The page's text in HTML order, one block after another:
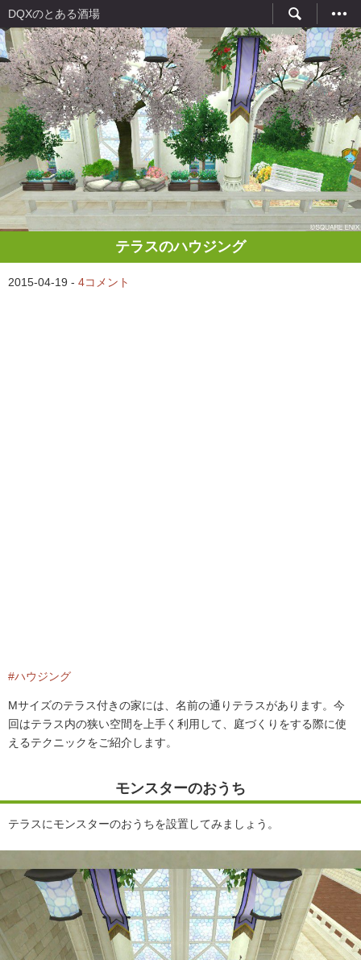
DQXのとある酒場
テラスのハウジング
2015-04-19 - 4コメント
#ハウジング
Mサイズのテラス付きの家には、名前の通りテラスがあります。今
回はテラス内の狭い空間を上手く利用して、庭づくりをする際に使
えるテクニックをご紹介します。
モンスターのおうち
テラスにモンスターのおうちを設置してみましょう。